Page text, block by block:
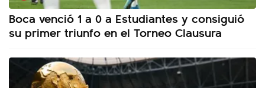
Boca venció 1 a 0 a Estudiantes y consiguió
su primer triunfo en el Torneo Clausura